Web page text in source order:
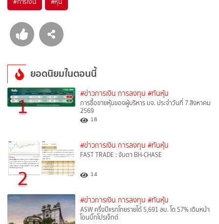
ยอดนิยมในตอนนี้
1 #ข่าวการเงิน การลงทุน #ทันหุ้น
การซื้อขายหุ้นของผู้บริหาร บจ. ประจำวันที่ 7 สิงหาคม
2569
18
2
#ข่าวการเงิน การลงทุน #ทันหุ้น
FAST TRADE : จับตา BH-CHASE
14
#ข่าวการเงิน การลงทุน #ทันหุ้น
ASW ครึ่งปีแรกโกยรายได้ 5,691 ลบ. โต 57% เดินหน้า
โอนบิ๊กโปรเจ็กต์